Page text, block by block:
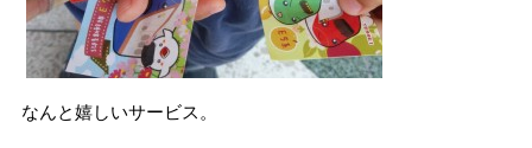
なんと嬉しいサービス。